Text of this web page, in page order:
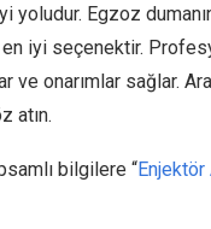
yoludur. Egzoz
en iyi seçenektir.
ve onarımlar sağlar.
atın.
bilgilere “Enjektör